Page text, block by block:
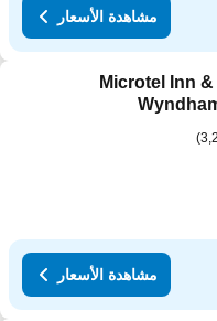
مشاهدة الأسعار
Add to
Microtel Inn
مشاهدة الأسعار